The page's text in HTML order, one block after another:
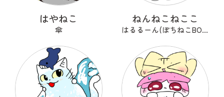
はやねこ
傘
ねんねこねここ
はるるーん(ぽちねこBOOKS)